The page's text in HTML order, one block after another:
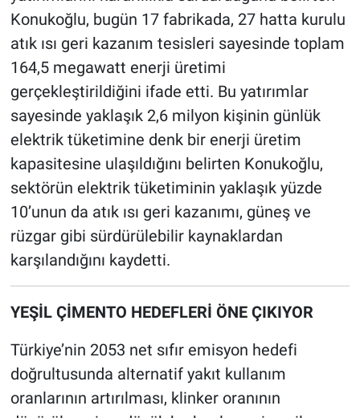
Konukoğlu, bugün 17 fabrikada, 27 hatta kurulu
atık ısı geri kazanım tesisleri sayesinde toplam
164,5 megawatt enerji üretimi
gerçekleştirildiğini ifade etti. Bu yatırımlar
sayesinde yaklaşık 2,6 milyon kişinin günlük
elektrik tüketimine denk bir enerji üretim
kapasitesine ulaşıldığını belirten Konukoğlu,
sektörün elektrik tüketiminin yaklaşık yüzde
10’unun da atık ısı geri kazanımı, güneş ve
rüzgar gibi sürdürülebilir kaynaklardan
karşılandığını kaydetti.
YEŞİL ÇİMENTO HEDEFLERİ ÖNE ÇIKIYOR
Türkiye’nin 2053 net sıfır emisyon hedefi
doğrultusunda alternatif yakıt kullanım
oranlarının artırılması, klinker oranının